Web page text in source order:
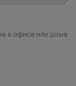
в офисе или дома